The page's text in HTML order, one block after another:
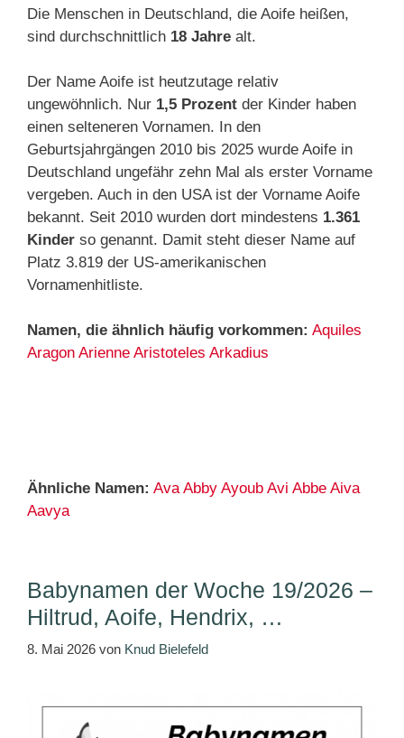
Die Menschen in Deutschland, die Aoife heißen,
sind durchschnittlich 18 Jahre alt.
Der Name Aoife ist heutzutage relativ
ungewöhnlich. Nur 1,5 Prozent der Kinder haben
einen selteneren Vornamen. In den
Geburtsjahrgängen 2010 bis 2025 wurde Aoife in
Deutschland ungefähr zehn Mal als erster Vorname
vergeben. Auch in den USA ist der Vorname Aoife
bekannt. Seit 2010 wurden dort mindestens 1.361
Kinder so genannt. Damit steht dieser Name auf
Platz 3.819 der US-amerikanischen
Vornamenhitliste.
Namen, die ähnlich häufig vorkommen: Aquiles
Aragon Arienne Aristoteles Arkadius
Ähnliche Namen: Ava Abby Ayoub Avi Abbe Aiva
Aavya
Babynamen der Woche 19/2026 –
Hiltrud, Aoife, Hendrix, …
8. Mai 2026 von Knud Bielefeld